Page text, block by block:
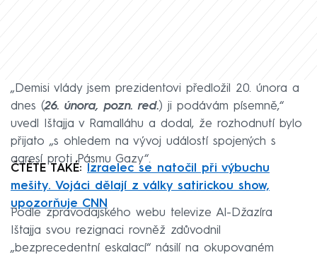
„Demisi vlády jsem prezidentovi předložil 20. února a
dnes (26. února, pozn. red.) ji podávám písemně,“
uvedl Ištajja v Ramalláhu a dodal, že rozhodnutí bylo
přijato „s ohledem na vývoj událostí spojených s
agresí proti Pásmu Gazy“.
ČTĚTE TAKÉ:
Izraelec se natočil při výbuchu
mešity. Vojáci dělají z války satirickou show,
upozorňuje CNN
Podle zpravodajského webu televize Al-Džazíra
Ištajja svou rezignaci rovněž zdůvodnil
„bezprecedentní eskalací“ násilí na okupovaném